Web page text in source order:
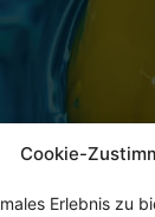
Cookie-
Erlebnis zu